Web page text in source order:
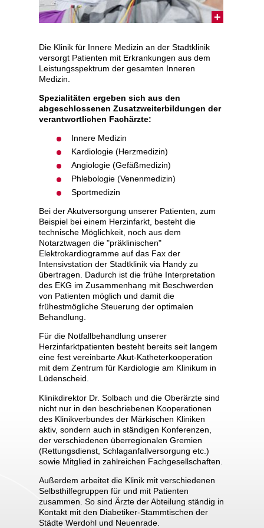
Die Klinik für Innere Medizin an der Stadtklinik
versorgt Patienten mit Erkrankungen aus dem
Leistungsspektrum der gesamten Inneren
Medizin.
Spezialitäten ergeben sich aus den
abgeschlossenen Zusatzweiterbildungen der
verantwortlichen Fachärzte:
Innere Medizin
Kardiologie (Herzmedizin)
Angiologie (Gefäßmedizin)
Phlebologie (Venenmedizin)
Sportmedizin
Bei der Akutversorgung unserer Patienten, zum
Beispiel bei einem Herzinfarkt, besteht die
technische Möglichkeit, noch aus dem
Notarztwagen die "präklinischen"
Elektrokardiogramme auf das Fax der
Intensivstation der Stadtklinik via Handy zu
übertragen. Dadurch ist die frühe Interpretation
des EKG im Zusammenhang mit Beschwerden
von Patienten möglich und damit die
frühestmögliche Steuerung der optimalen
Behandlung.
Für die Notfallbehandlung unserer
Herzinfarktpatienten besteht bereits seit langem
eine fest vereinbarte Akut-Katheterkooperation
mit dem Zentrum für Kardiologie am Klinikum in
Lüdenscheid.
Klinikdirektor Dr. Solbach und die Oberärzte sind
nicht nur in den beschriebenen Kooperationen
des Klinikverbundes der Märkischen Kliniken
aktiv, sondern auch in ständigen Konferenzen,
der verschiedenen überregionalen Gremien
(Rettungsdienst, Schlaganfallversorgung etc.)
sowie Mitglied in zahlreichen Fachgesellschaften.
Außerdem arbeitet die Klinik mit verschiedenen
Selbsthilfegruppen für und mit Patienten
zusammen. So sind Ärzte der Abteilung ständig in
Kontakt mit den Diabetiker-Stammtischen der
Städte Werdohl und Neuenrade.